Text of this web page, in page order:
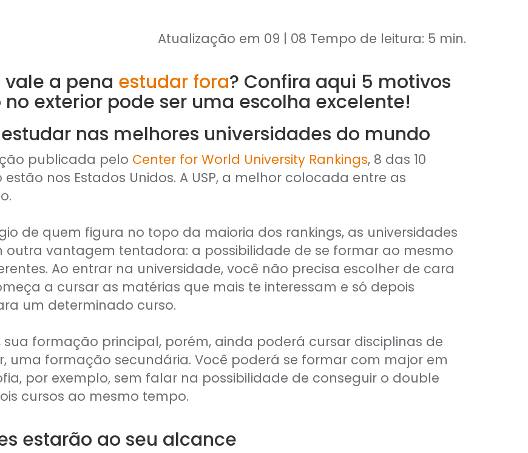
Atualização em 09 | 08 Tempo de leitura: 5 min.
a pena estudar fora? Confira aqui 5 motivos
exterior pode ser uma escolha excelente!
nas melhores universidades do mundo
publicada pelo Center for World University Rankings, 8 das 10
nos Estados Unidos. A USP, a melhor colocada entre as
de quem figura no topo da maioria dos rankings, as universidades
vantagem tentadora: a possibilidade de se formar ao mesmo
Ao entrar na universidade, você não precisa escolher de cara
a cursar as matérias que mais te interessam e só depois
um determinado curso.
formação principal, porém, ainda poderá cursar disciplinas de
uma formação secundária. Você poderá se formar com major em
por exemplo, sem falar na possibilidade de conseguir o double
cursos ao mesmo tempo.
estarão ao seu alcance